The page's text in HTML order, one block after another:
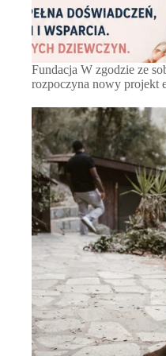
Fundacja W zgodzie ze
rozpoczyna nowy projekt